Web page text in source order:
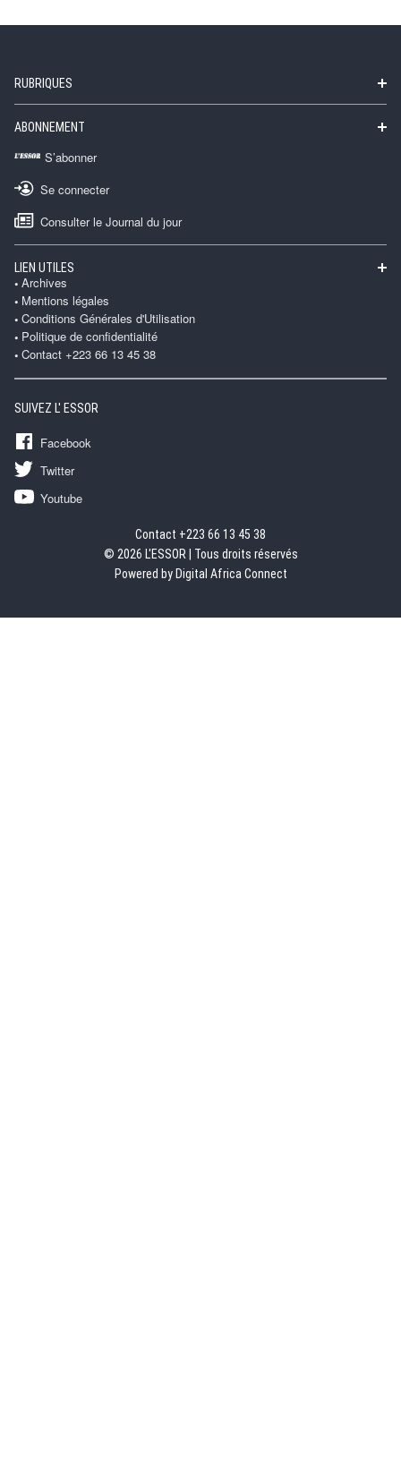
RUBRIQUES
ABONNEMENT
S’abonner
Se connecter
Consulter le Journal du jour
LIEN UTILES
Archives
Mentions légales
Conditions Générales d'Utilisation
Politique de confidentialité
Contact +223 66 13 45 38
SUIVEZ L' ESSOR
Facebook
Twitter
Youtube
Contact +223 66 13 45 38
© 2026 L'ESSOR | Tous droits réservés
Powered by Digital Africa Connect